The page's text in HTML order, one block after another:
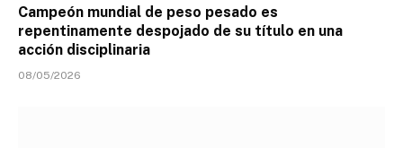
Campeón mundial de peso pesado es
repentinamente despojado de su título en una
acción disciplinaria
08/05/2026